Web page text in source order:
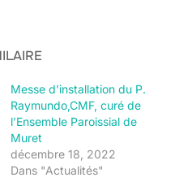
Messe d’installation du P.
Raymundo,CMF, curé de
l’Ensemble Paroissial de
Muret
décembre 18, 2022
Dans "Actualités"